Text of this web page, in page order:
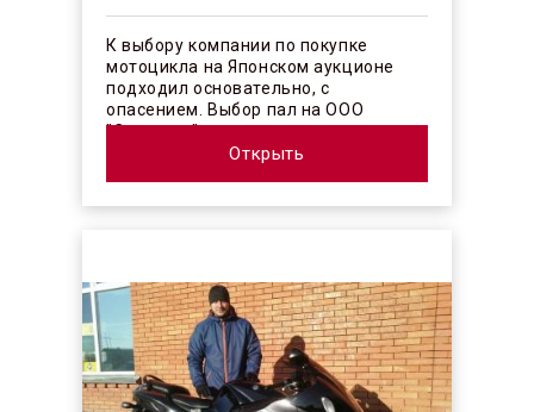
К выбору компании по покупке
мотоцикла на Японском аукционе
подходил основательно, с
опасением. Выбор пал на ООО
"Синергос" после изучения отзывов в
Открыть